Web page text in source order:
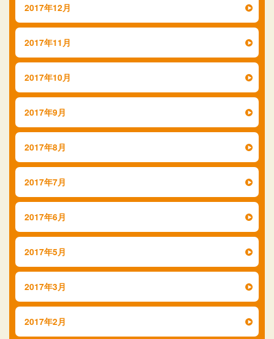
2017年12月
2017年11月
2017年10月
2017年9月
2017年8月
2017年7月
2017年6月
2017年5月
2017年3月
2017年2月